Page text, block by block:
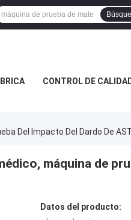
CONTROL DE
Del Impacto Del Dardo De
máquina de
Datos del producto: